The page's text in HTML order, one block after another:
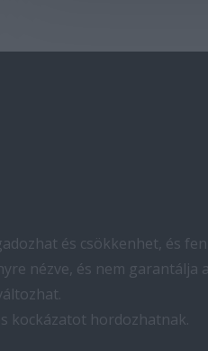
és csökkenhet, és
nézve, és nem garantálja
kockázatot hordozhatnak.